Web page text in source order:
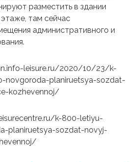
разместить в здании
там сейчас
административного и
leisure.ru/2020/10/23/k-
novgoroda-planiruetsya-sozdat-
kozhevennoj/
k-800-letiyu-
planiruetsya-sozdat-novyj-